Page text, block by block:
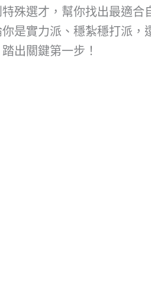
殊選才，幫你找出最適合
是實力派、穩紮穩打派，
出關鍵第一步！